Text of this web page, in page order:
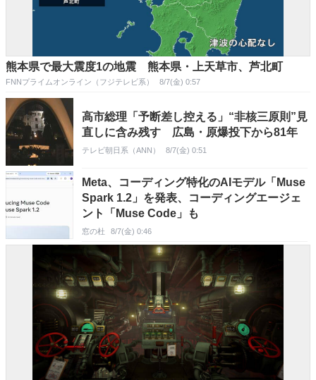
熊本県で最大震度1の地震 熊本県・上天草市、芦北町
FNNプライムオンライン（フジテレビ系） 8/7(金) 0:57
高市総理「予断差し控える」“非核三原則”見
直しに含み残す 広島・原爆投下から81年
テレビ朝日系（ANN） 8/7(金) 0:51
Meta、コーディング特化のAIモデル「Muse
Spark 1.2」を発表、コーディングエージェ
ント「Muse Code」も
窓の杜 8/7(金) 0:46